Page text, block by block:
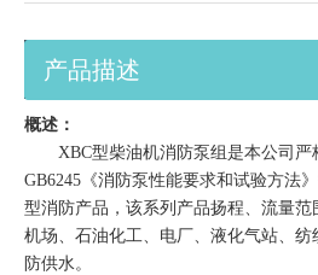
产品描述
概述：
XBC型柴油机消防泵组是本公司严
GB6245《消防泵性能要求和试验方法
型消防产品，该系列产品扬程、流量范
机场、石油化工、电厂、液化气站、
防供水。